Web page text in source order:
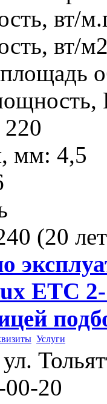
вт/
вт/
220
мм: 4,5
(20
ETC
Услуги
00-20